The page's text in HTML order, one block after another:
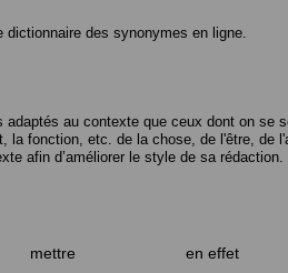
des synonymes en ligne.
adaptés au contexte que ceux dont on se
la fonction, etc. de la chose, de l'être, de
afin d’améliorer le style de sa rédaction.
mettre en effet